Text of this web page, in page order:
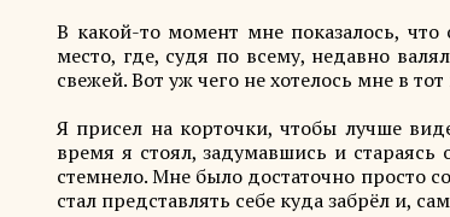
В какой-то момент мне показалось, что
место, где, судя по всему, недавно
свежей. Вот уж чего не хотелось мне в
Я присел на корточки, чтобы лучше
время я стоял, задумавшись и
стемнело. Мне было достаточно просто
стал представлять себе куда забрёл и,